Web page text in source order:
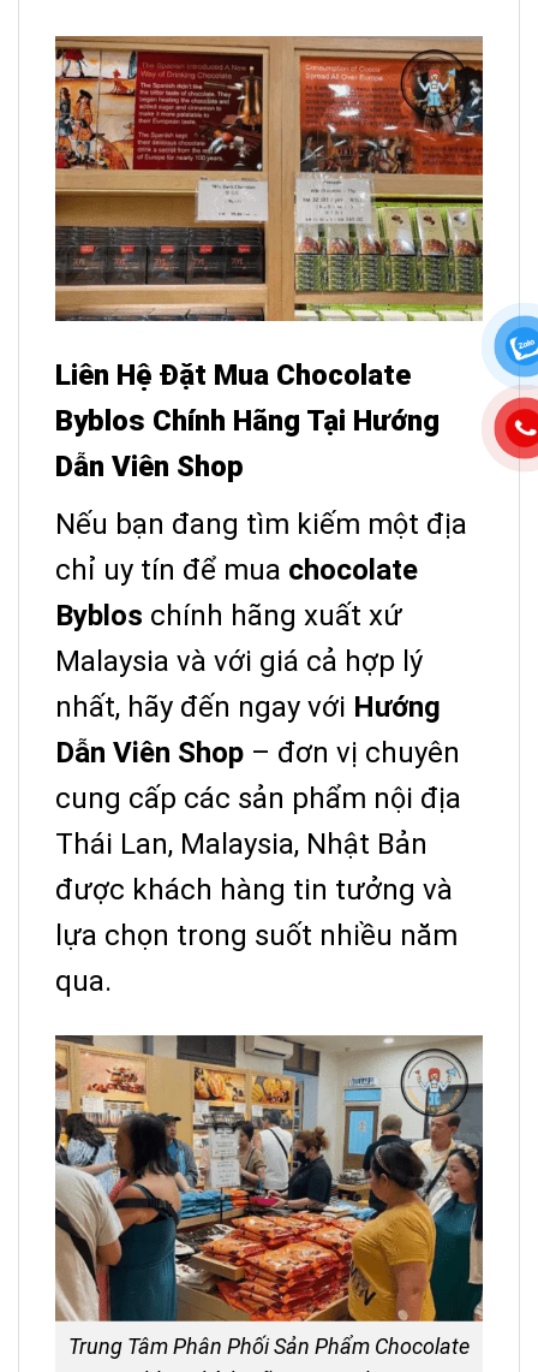
Liên Hệ Đặt Mua Chocolate
Byblos Chính Hãng Tại Hướng
Dẫn Viên Shop
Nếu bạn đang tìm kiếm một địa
chỉ uy tín để mua chocolate
Byblos chính hãng xuất xứ
Malaysia và với giá cả hợp lý
nhất, hãy đến ngay với Hướng
Dẫn Viên Shop – đơn vị chuyên
cung cấp các sản phẩm nội địa
Thái Lan, Malaysia, Nhật Bản
được khách hàng tin tưởng và
lựa chọn trong suốt nhiều năm
qua.
Trung Tâm Phân Phối Sản Phẩm Chocolate